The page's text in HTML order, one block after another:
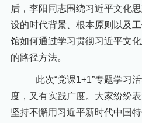
后，李阳同志围绕习近平文化
设的时代背景、根本原则以及
馆如何通过学习贯彻习近平文
的路径方法。
此次“党课1+1”专题学习
度，又有实践广度。大家纷纷
坚持不懈用习近平新时代中国